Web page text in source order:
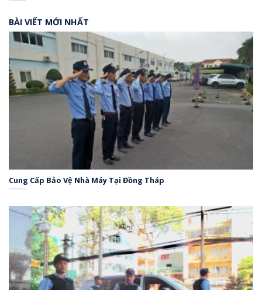
BÀI VIẾT MỚI NHẤT
Cung Cấp Bảo Vệ Nhà Máy Tại Đồng Tháp